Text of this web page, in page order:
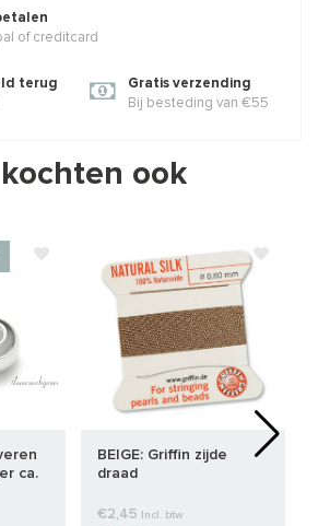
of creditcard
terug
Gratis verzending
Bij besteding van €55
ook
ca.
BEIGE: Griffin zijde
draad
€2,45 Incl. btw